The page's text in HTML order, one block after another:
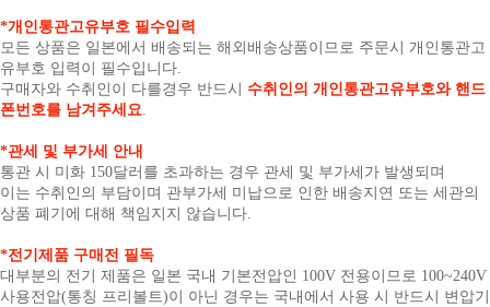
*개인통관고유부호 필수입력
모든 상품은 일본에서 배송되는 해외배송상품이므로 주문시 개인통관고
유부호 입력이 필수입니다.
구매자와 수취인이 다를경우 반드시 수취인의 개인통관고유부호와 핸드
폰번호를 남겨주세요
*관세 및 부가세 안내
통관 시 미화 150달러를 초과하는 경우 관세 및 부가세가 발생되며
이는 수취인의 부담이며 관부가세 미납으로 인한 배송지연 또는 세관의
상품 폐기에 대해 책임지지 않습니다.
*전기제품 구매전 필독
대부분의 전기 제품은 일본 국내 기본전압인 100V 전용이므로 100~240V
사용전압(통칭 프리볼트)이 아닌 경우는 국내에서 사용 시 반드시 변압기